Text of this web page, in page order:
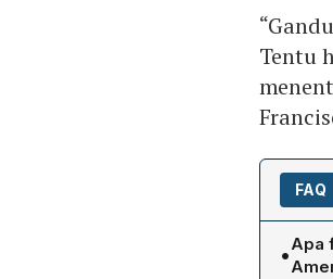
Tentu
FAQ
•Apa